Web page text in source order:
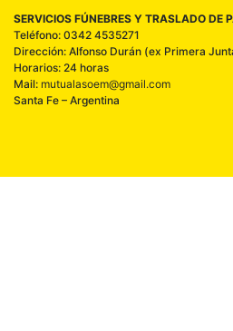
SERVICIOS FÚNEBRES Y TRASLADO DE
Teléfono: 0342 4535271
Dirección: Alfonso Durán (ex Primera
Horarios: 24 horas
Mail: mutualasoem@gmail.com
Santa Fe – Argentina